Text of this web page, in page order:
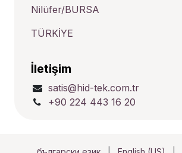
Nilüfer/BURSA
TÜRKİYE
İletişim
satis@hid-tek.com.tr
+90 224 443 16 20